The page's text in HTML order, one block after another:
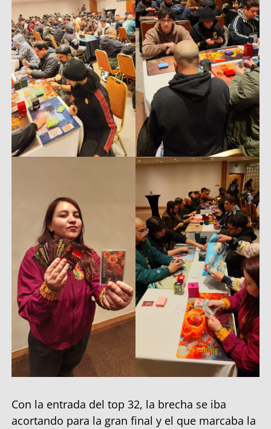
Con la entrada del top 32, la brecha se iba
acortando para la gran final y el que marcaba la